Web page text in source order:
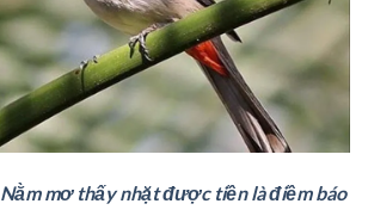
Nằm mơ thấy nhặt được tiền là điềm báo